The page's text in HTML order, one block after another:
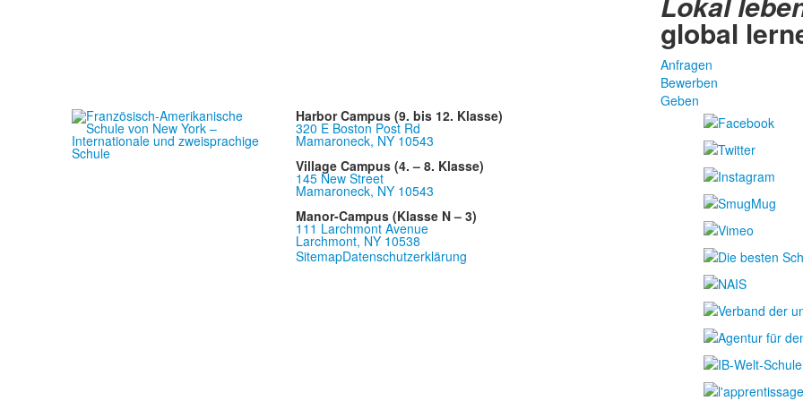
global
Anfragen
Bewerben
Geben
Harbor Campus (9. bis 12. Klasse)
320 E Boston Post Rd
Mamaroneck, NY 10543
Village Campus (4. – 8. Klasse)
145 New Street
Mamaroneck, NY 10543
Manor-Campus (Klasse N – 3)
111 Larchmont Avenue
Larchmont, NY 10538
SitemapDatenschutzerklärung